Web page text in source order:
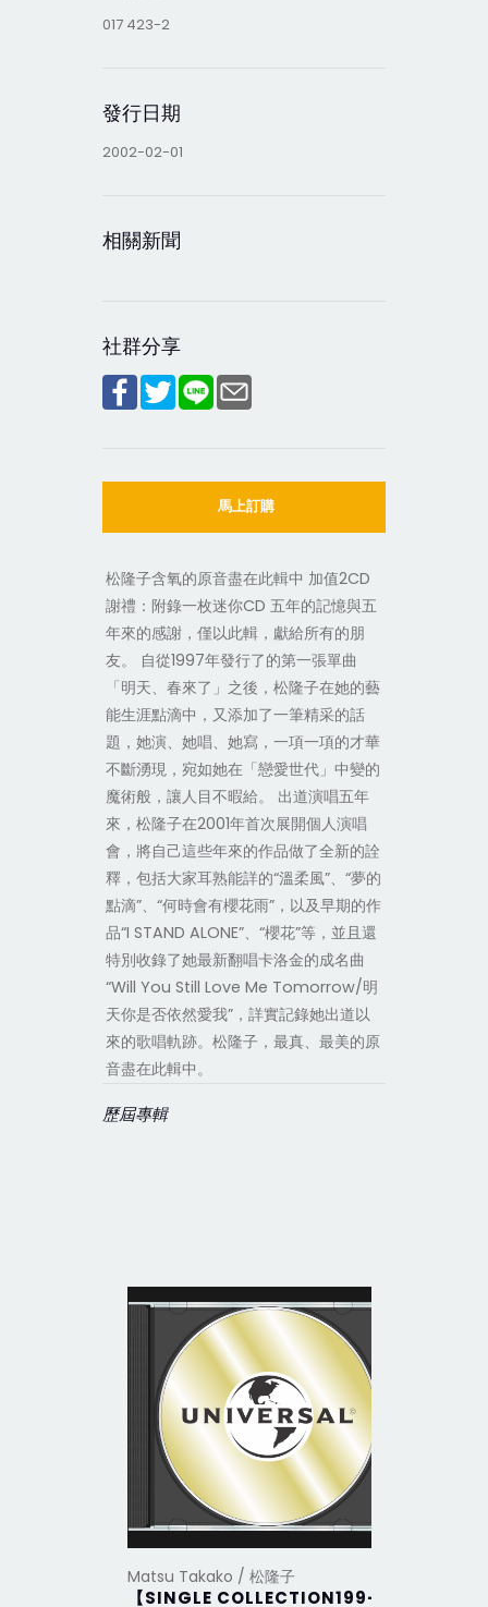
017 423-2
發行日期
2002-02-01
相關新聞
社群分享
馬上訂購
松隆子含氧的原音盡在此輯中 加值2CD
謝禮：附錄一枚迷你CD 五年的記憶與五
年來的感謝，僅以此輯，獻給所有的朋
友。 自從1997年發行了的第一張單曲
「明天、春來了」之後，松隆子在她的藝
能生涯點滴中，又添加了一筆精采的話
題，她演、她唱、她寫，一項一項的才華
不斷湧現，宛如她在「戀愛世代」中變的
魔術般，讓人目不暇給。 出道演唱五年
來，松隆子在2001年首次展開個人演唱
會，將自己這些年來的作品做了全新的詮
釋，包括大家耳熟能詳的“溫柔風”、“夢的
點滴”、“何時會有櫻花雨”，以及早期的作
品“I STAND ALONE”、“櫻花”等，並且還
特別收錄了她最新翻唱卡洛金的成名曲
“Will You Still Love Me Tomorrow/明
天你是否依然愛我”，詳實記錄她出道以
來的歌唱軌跡。松隆子，最真、最美的原
音盡在此輯中。
歷屆專輯
Matsu Takako / 松隆子
【SINGLE COLLECTION199-